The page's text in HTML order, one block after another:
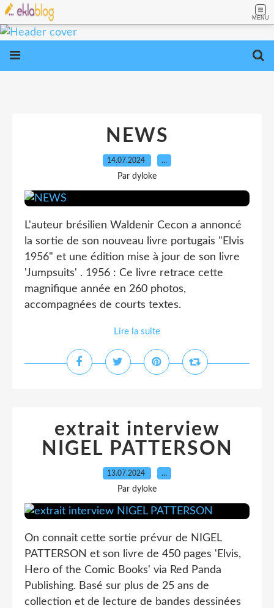
MENU
NEWS
14.07.2024 …
Par dyloke
L'auteur brésilien Waldenir Cecon a annoncé
la sortie de son nouveau livre portugais "Elvis
1956" et une édition mise à jour de son livre
'Jumpsuits' . 1956 : Ce livre retrace cette
magnifique année en 260 photos,
accompagnées de courts textes.
Lire la suite
extrait interview
NIGEL PATTERSON
13.07.2024 …
Par dyloke
On connait cette sortie prévur de NIGEL
PATTERSON et son livre de 450 pages 'Elvis,
Hero of the Comic Books' via Red Panda
Publishing. Basé sur plus de 25 ans de
collection et de lecture de bandes dessinées